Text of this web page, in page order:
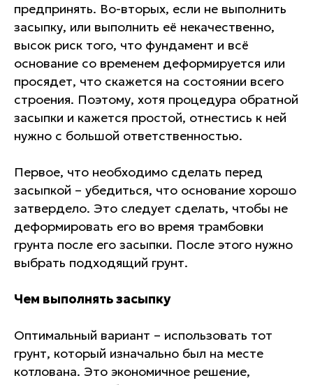
предпринять. Во-вторых, если не выполнить
засыпку, или выполнить её некачественно,
высок риск того, что фундамент и всё
основание со временем деформируется или
просядет, что скажется на состоянии всего
строения. Поэтому, хотя процедура обратной
засыпки и кажется простой, отнестись к ней
нужно с большой ответственностью.
Первое, что необходимо сделать перед
засыпкой – убедиться, что основание хорошо
затвердело. Это следует сделать, чтобы не
деформировать его во время трамбовки
грунта после его засыпки. После этого нужно
выбрать подходящий грунт.
Чем выполнять засыпку
Оптимальный вариант – использовать тот
грунт, который изначально был на месте
котлована. Это экономичное решение,